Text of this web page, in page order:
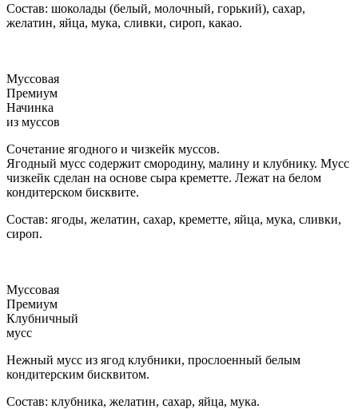
Состав: шоколады (белый, молочный, горький), сахар,
желатин, яйца, мука, сливки, сироп, какао.
Муссовая
Премиум
Начинка
из муссов
Сочетание ягодного и чизкейк муссов.
Ягодный мусс содержит смородину, малину и клубнику. Мусс
чизкейк сделан на основе сыра креметте. Лежат на белом
кондитерском бисквите.
Состав: ягоды, желатин, сахар, креметте, яйца, мука, сливки,
сироп.
Муссовая
Премиум
Клубничный
мусс
Нежный мусс из ягод клубники, прослоенный белым
кондитерским бисквитом.
Состав: клубника, желатин, сахар, яйца, мука.